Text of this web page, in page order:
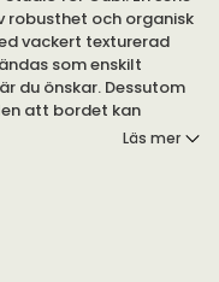
robusthet och organisk
vackert texturerad
som enskilt
du önskar. Dessutom
att bordet kan
Carmel tillför en
Läs mer